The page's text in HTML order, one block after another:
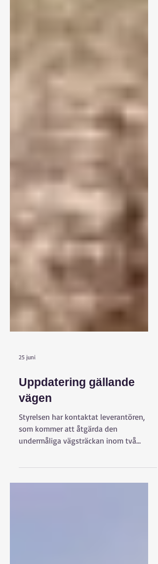
Uppdatering gällande
vägen
Styrelsen har kontaktat leverantören,
som kommer att åtgärda den
veckor. //Styrelsen